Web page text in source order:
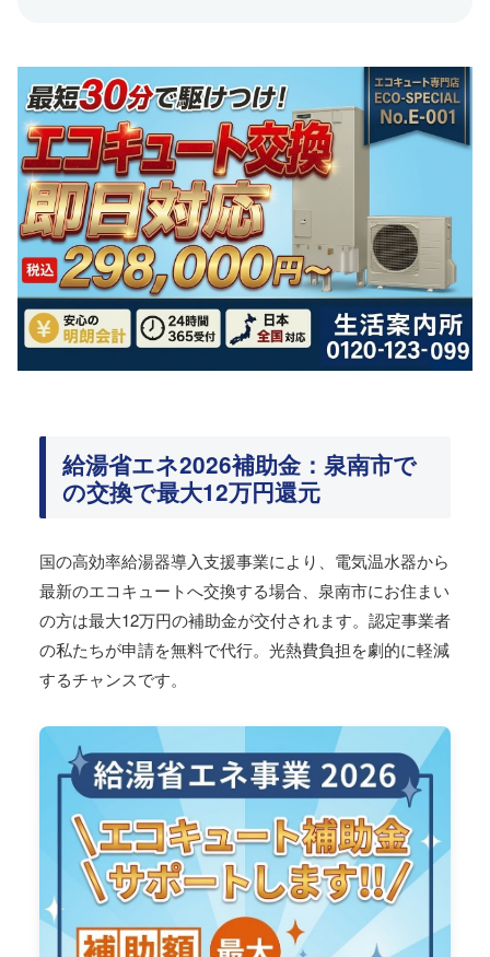
給湯省エネ2026補助金：泉南市で
の交換で最大12万円還元
国の高効率給湯器導入支援事業により、電気温水器から
最新のエコキュートへ交換する場合、泉南市にお住まい
の方は最大12万円の補助金が交付されます。認定事業者
の私たちが申請を無料で代行。光熱費負担を劇的に軽減
するチャンスです。